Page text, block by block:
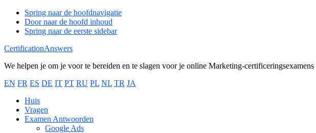
Spring naar de hoofdnavigatie
Door naar de hoofd inhoud
Spring naar de eerste sidebar
CertificationAnswers
We helpen je om je voor te bereiden en te slagen voor je online Marketing-certificeringsexamens
EN FR ES DE IT PT RU PL NL TR JA
Huis
Vragen
Examen Antwoorden
Google Ads